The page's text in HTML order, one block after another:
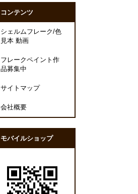
コンテンツ
シェルムフレーク/色
見本 動画
フレークペイント作
品募集中
サイトマップ
会社概要
モバイルショップ